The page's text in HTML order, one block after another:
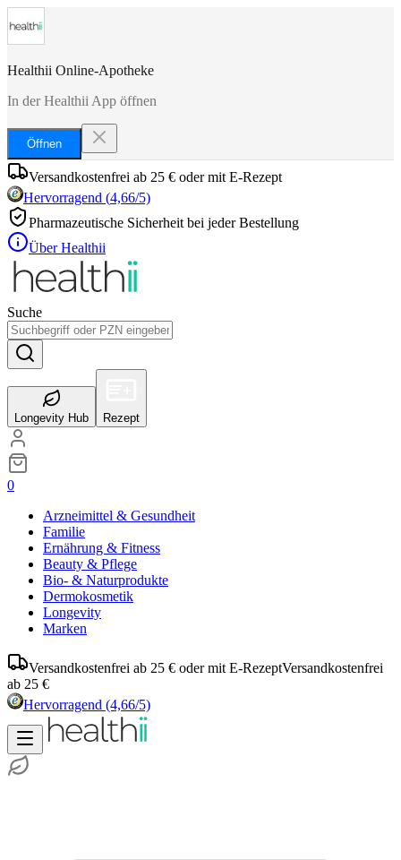
Healthii Online-Apotheke
In der Healthii App öffnen
Öffnen
Versandkostenfrei ab 25 € oder mit E-Rezept
Hervorragend (4,66/5)
Pharmazeutische Sicherheit bei jeder Bestellung
Über Healthii
Suche
Longevity Hub Rezept
0
Arzneimittel & Gesundheit
Familie
Ernährung & Fitness
Beauty & Pflege
Bio- & Naturprodukte
Dermokosmetik
Longevity
Marken
Versandkostenfrei ab 25 € oder mit E-RezeptVersandkostenfrei
ab 25 €
Hervorragend (4,66/5)